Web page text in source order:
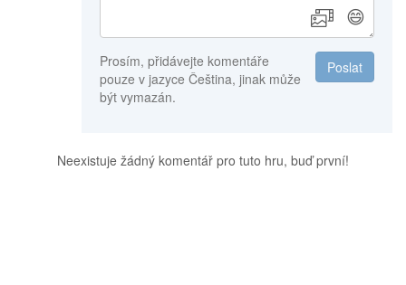
😄
Poslat
Prosím, přidávejte komentáře
pouze v jazyce Čeština, jinak může
být vymazán.
Neexistuje žádný komentář pro tuto hru, buď první!